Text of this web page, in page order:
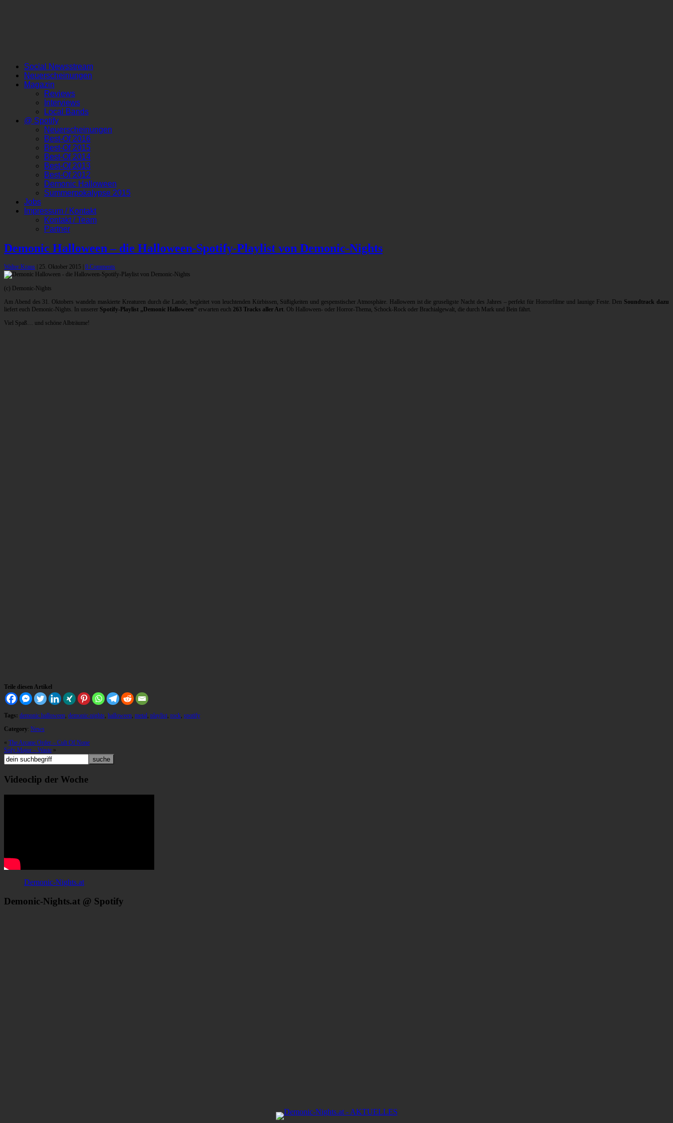
Social Newsstream
Neuerscheinungen
Magazin
Reviews
Interviews
Local Bands
@ Spotify
Neuerscheinungen
Best-Of 2016
Best-Of 2015
Best-Of 2014
Best-Of 2013
Best-Of 2012
Demonic Halloween
Summerpokalypse 2015
Jobs
Impressum / Kontakt
Kontakt / Team
Partner
Demonic Halloween – die Halloween-Spotify-Playlist von Demonic-Nights
Walter Kraus 25. Oktober 2015 0 Comments
(c) Demonic-Nights
Am Abend des 31. Oktobers wandeln maskierte Kreaturen durch die Lande, begleitet von leuchtenden Kürbissen, Süßigkeiten und gespenstischer Atmosphäre. Halloween ist die gruseligste Nacht des Jahres – perfekt für Horrorfilme und launige Feste. Den Soundtrack dazu
liefert euch Demonic-Nights. In unserer Spotify-Playlist „Demonic Halloween“ erwarten euch 263 Tracks aller Art. Ob Halloween- oder Horror-Thema, Schock-Rock oder Brachialgewalt, die durch Mark und Bein fährt.
Viel Spaß… und schöne Albträume!
Teile diesen Artikel
Tags: demonic halloween, demonic-nights, halloween, metal, playlist, rock, spotify
Category: News
« The Arcane Order – Cult Of None
Sofy Major – Waste »
Videoclip der Woche
Demonic-Nights.at
Demonic-Nights.at @ Spotify